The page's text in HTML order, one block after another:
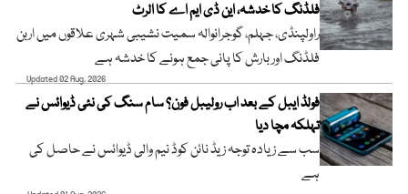
فلڈنگ کا خدشہ، این ڈی ایم اے کا الرٹ
راولپنڈی، جہلم، گوجرانوالہ سمیت نشیبی شہری علاقوں میں اربن
فلڈنگ اور بارش کا پانی جمع ہونے کا خدشہ ہے
Updated 02 Aug, 2026
فولڈ ایبل کے بعد اب رولیبل فون؟ سام سنگ کی نئی ڈیوائس نے
تہلکہ مچا دیا
سب سے زیادہ توجہ زیڈ نائن کوڈ نیم والی ڈیوائس نے حاصل کی
ہے